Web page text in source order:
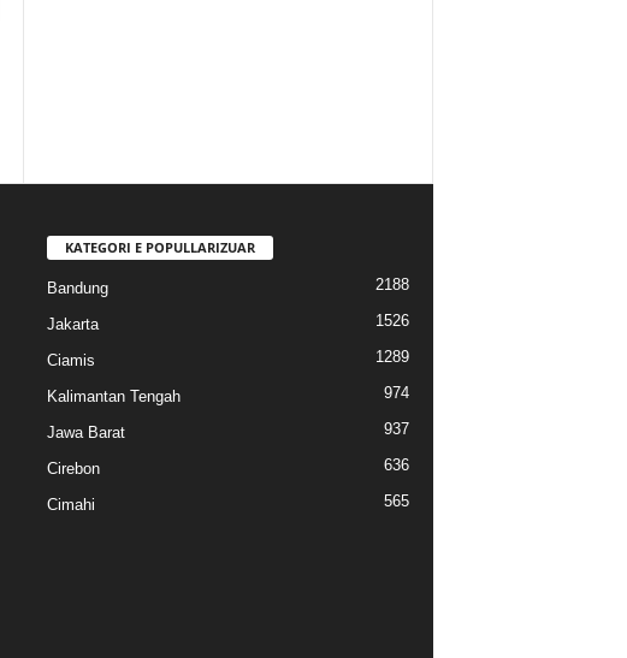
KATEGORI E POPULLARIZUAR
Bandung 2188
Jakarta 1526
Ciamis 1289
Kalimantan Tengah 974
Jawa Barat 937
Cirebon 636
Cimahi 565